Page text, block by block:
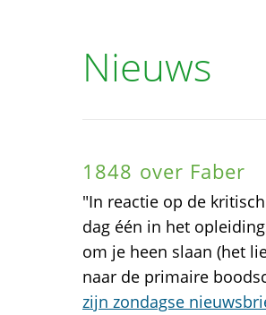
Nieuws
1848 over Faber
"In reactie op de
dag één in het
om je heen slaan (het
naar de primaire
zijn zondagse